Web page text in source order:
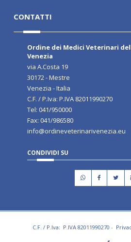
CONTATTI
Ordine dei Medici Veterinari
Venezia
via A.Costa 19
30172 - Mestre
Venezia - Italia
C.F. / P.Iva: P.IVA 82011990270
Tel: 041/950000
Fax: 041/986580
info@ordineveterinarivenezia.eu
CONDIVIDI SU
C.F. / P.Iva: P.IVA 82011990270 -